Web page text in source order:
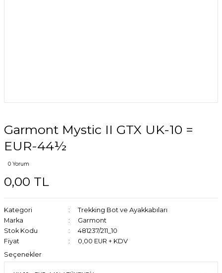
Garmont Mystic II GTX UK-10 =
EUR-44½
0 Yorum
0,00 TL
Kategori
Trekking Bot ve Ayakkabıları
Marka
Garmont
Stok Kodu
481237/211_10
Fiyat
0,00 EUR + KDV
Seçenekler